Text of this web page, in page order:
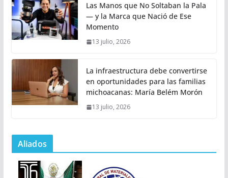
Las Manos que No Soltaban la Pala
— y la Marca que Nació de Ese
Momento
13 julio, 2026
La infraestructura debe convertirse
en oportunidades para las familias
michoacanas: María Belém Morón
13 julio, 2026
Aliados